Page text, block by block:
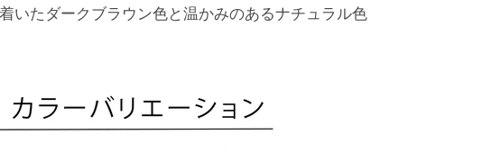
いたダークブラウン色と温かみのあるナチュラル色